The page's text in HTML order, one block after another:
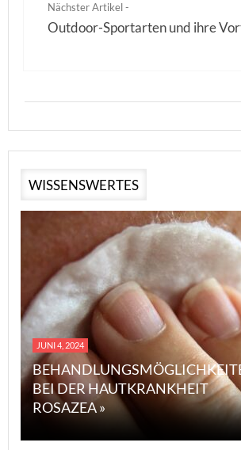
Nächster Artikel -
Outdoor-Sportarten und ihre
WISSENSWERTES
JUNI 4, 2024
BEI DER HAUTKRANKHEIT
ROSAZEA »